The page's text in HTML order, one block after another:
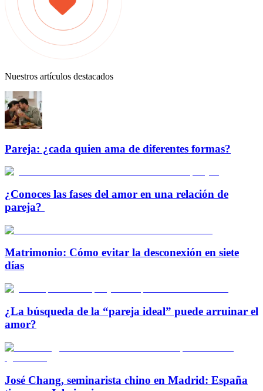
Nuestros artículos destacados
Pareja: ¿cada quien ama de diferentes formas?
¿Conoces las fases del amor en una relación de
pareja?
Matrimonio: Cómo evitar la desconexión en siete
días
¿La búsqueda de la “pareja ideal” puede arruinar el
amor?
José Chang, seminarista chino en Madrid: España